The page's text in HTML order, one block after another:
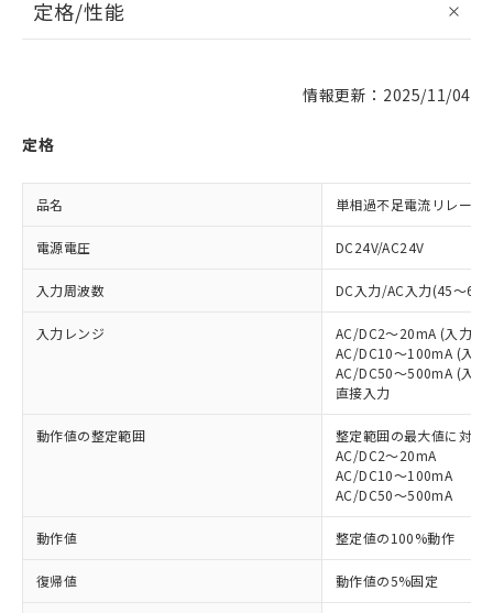
定格/性能
情報更新：2025/11/04
定格
品名 単相過不足電流リレー
電源電圧 DC24V/AC24V
入力周波数 DC入力/AC入力(45～
入力レンジ
AC/DC2～20mA (入力イ
AC/DC10～100mA (入
AC/DC50～500mA (入
直接入力
動作値の整定範囲
整定範囲の最大値に対し
AC/DC2～20mA
AC/DC10～100mA
AC/DC50～500mA
動作値 整定値の100%動作
復帰値 動作値の5%固定